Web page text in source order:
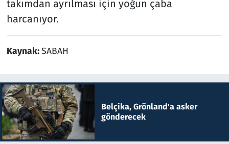
takımdan ayrılması için yoğun çaba
harcanıyor.
Kaynak:SABAH
Belçika, Grönland'a asker
gönderecek